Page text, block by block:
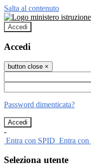
Salta al contenuto
Accedi
Accedi
button close ×
Password dimenticata?
-
Entra con SPID Entra con
Seleziona utente